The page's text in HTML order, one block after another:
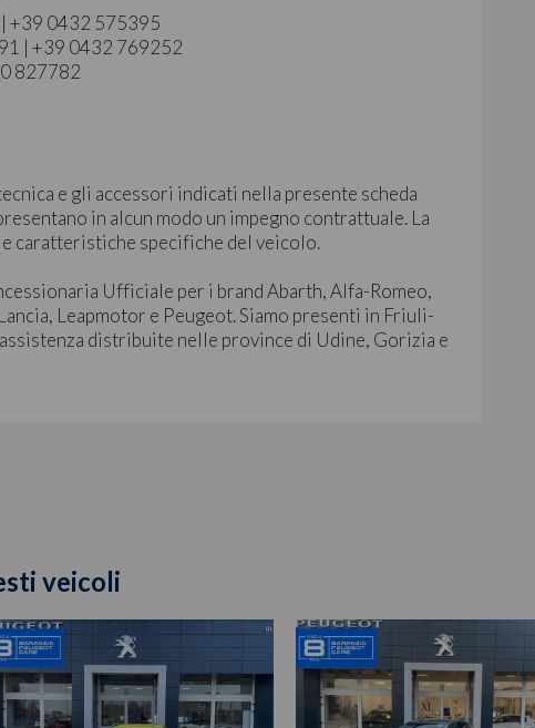
| +39 0432 575395
| +39 0432 769252
827782
e gli accessori indicati nella presente scheda
in alcun modo un impegno contrattuale. La
caratteristiche specifiche del veicolo.
Ufficiale per i brand Abarth, Alfa-Romeo,
Leapmotor e Peugeot. Siamo presenti in Friuli-
distribuite nelle province di Udine, Gorizia e
veicoli